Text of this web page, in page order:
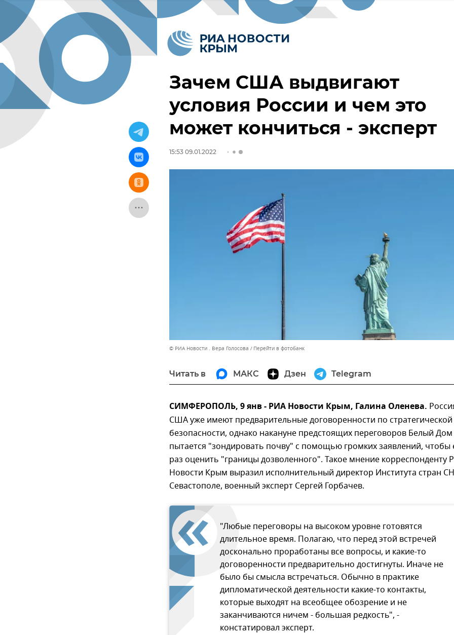
Зачем США выдвигают
условия России и чем это
может кончиться - эксперт
15:53 09.01.2022
© РИА Новости . Вера Голосова Перейти в фотобанк
Читать в МАКС Дзен Telegram
СИМФЕРОПОЛЬ, 9 янв - РИА Новости Крым, Галина Оленева.
США уже имеют предварительные договоренности по стратегической
безопасности, однако накануне предстоящих переговоров Белый Дом
пытается "зондировать почву" с помощью громких заявлений,
раз оценить "границы дозволенного". Такое мнение корреспонденту
Новости Крым выразил исполнительный директор Института стран
Севастополе, военный эксперт Сергей Горбачев.
"Любые переговоры на высоком уровне готовятся
длительное время. Полагаю, что перед этой встречей
досконально проработаны все вопросы, и какие-то
договоренности предварительно достигнуты. Иначе не
было бы смысла встречаться. Обычно в практике
дипломатической деятельности какие-то контакты,
которые выходят на всеобщее обозрение и не
заканчиваются ничем - большая редкость", -
констатировал эксперт.